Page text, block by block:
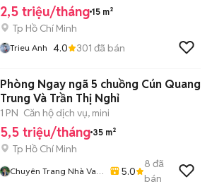
2,5 triệu/tháng 15 m²
Tp Hồ Chí Minh
Trieu Anh 4.0 301 đã bán
Phòng Ngay ngã 5 chuồng Cún Quang
Trung Và Trần Thị Nghỉ
1 PN Căn hộ dịch vụ, mini
5,5 triệu/tháng 35 m²
Tp Hồ Chí Minh
Chuyên Trang Nhà Vaf
5.0
8 đã
bán